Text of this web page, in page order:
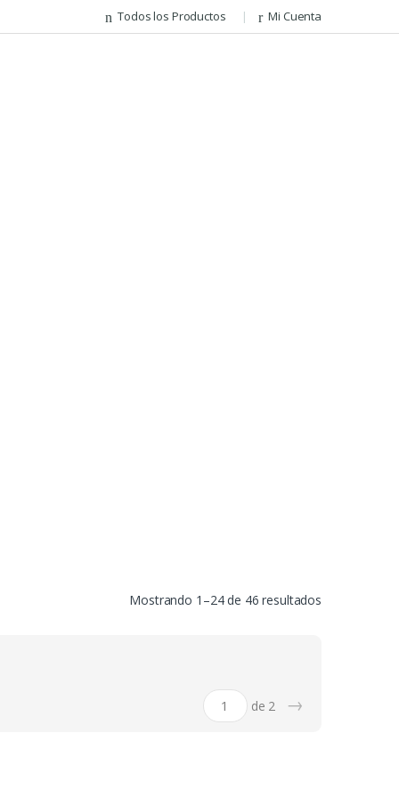
Todos los Productos Mi Cuenta
Mostrando 1–24 de 46 resultados
de 2 →